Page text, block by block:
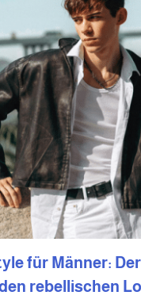
für Männer:
rebellischen